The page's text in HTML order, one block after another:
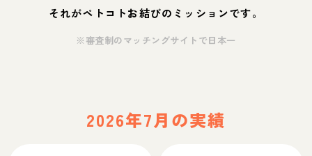
それがペトコトお結びのミッションです。
※審査制のマッチングサイトで日本一
2026年7月の実績